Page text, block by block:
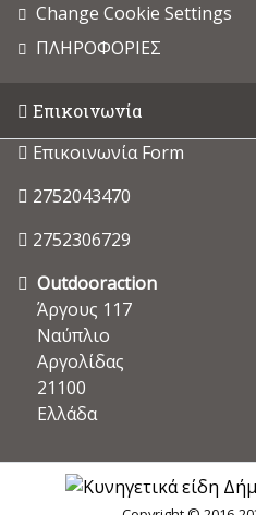
Change Cookie Settings
ΠΛΗΡΟΦΟΡΙΕΣ
Επικοινωνία
Επικοινωνία Form
2752043470
2752306729
Outdooraction
Άργους 117
Ναύπλιο
Αργολίδας
21100
Ελλάδα